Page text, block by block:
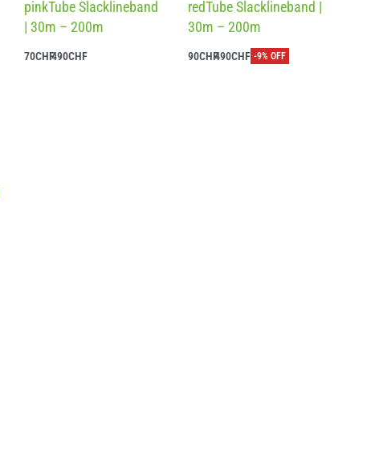
pinkTube Slacklineband
| 30m – 200m
70CHF490CHF
redTube Slacklineband |
30m – 200m
90CHF490CHF -9% OFF